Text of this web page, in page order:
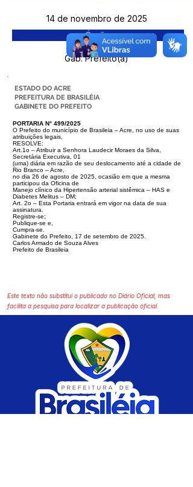
14 de novembro de 2025
Órgão:
Gab. Prefeito(a)
ESTADO DO ACRE
PREFEITURA DE BRASILÉIA
GABINETE DO PREFEITO
PORTARIA N° 499/2025
O Prefeito do município de Brasileia – Acre, no uso de suas
atribuições legais,
RESOLVE:
Art.1o – Atribuir a Senhora Laudecir Moraes da Silva,
Secretária Executiva, 01
(uma) diária em razão de seu deslocamento até a cidade de
Rio Branco – Acre,
no dia 26 de agosto de 2025, ocasião em que a mesma
participou da Oficina de
Manejo clínico da Hipertensão arterial sistêmica – HAS e
Diabetes Melitus – DM;
Art. 2o – Esta Portaria entrará em vigor na data de sua
assinatura.
Registre-se;
Publique-se e,
Cumpra-se.
Gabinete do Prefeito, 17 de setembro de 2025.
Carlos Armado de Souza Alves
Prefeito de Brasileia
Este texto não substitui o publicado no Diário Oficial, mas
facilita a pesquisa para localizar a publicação oficial.